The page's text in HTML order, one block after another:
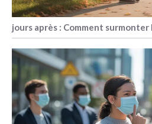
jours après : Comment surmonter